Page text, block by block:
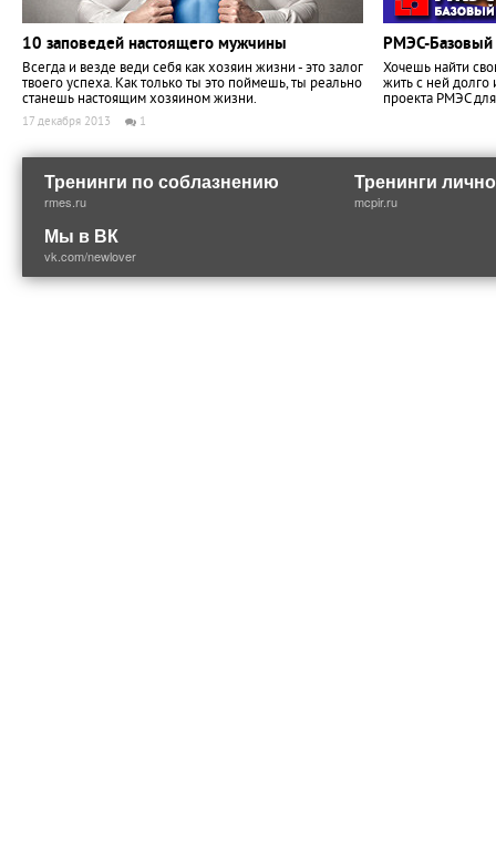
10 заповедей настоящего мужчины
Всегда и везде веди себя как хозяин жизни - это залог
твоего успеха. Как только ты это поймешь, ты реально
станешь настоящим хозяином жизни.
17 декабря 2013 1
РМЭС-Базовый
Хочешь найти
жить с ней долго
проекта РМЭС
Тренинги по соблазнению
rmes.ru
Тренинги
mcpir.ru
Мы в ВК
vk.com/newlover